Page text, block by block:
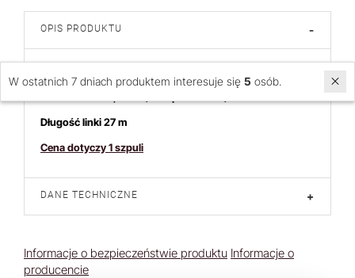
OPIS PRODUKTU -
Długość linki 27 m
Cena dotyczy 1 szpuli
DANE TECHNICZNE +
Informacje o bezpieczeństwie produktu Informacje o
producencie
W ostatnich 7 dniach produktem interesuje się 5 osób.